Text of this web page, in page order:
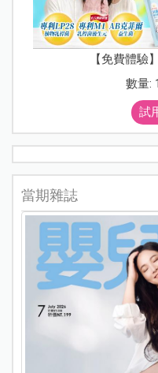
【免費體驗
數量:
試
當期雜誌